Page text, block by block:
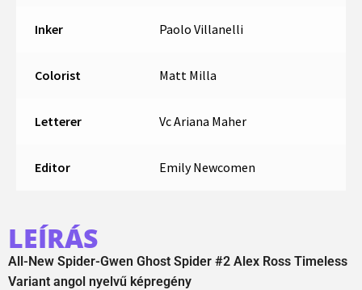
Inker Paolo Villanelli
Colorist Matt Milla
Letterer Vc Ariana Maher
Editor Emily Newcomen
LEÍRÁS
All-New Spider-Gwen Ghost Spider #2 Alex Ross Timeless
Variant angol nyelvű képregény